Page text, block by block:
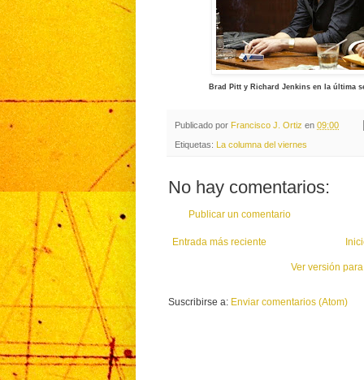
Brad Pitt y Richard Jenkins en la última
Publicado por Francisco J. Ortiz en 09:00
Etiquetas: La columna del viernes
No hay comentarios:
Publicar un comentario
Entrada más reciente
Ver versión
Suscribirse a: Enviar comentarios (Atom)